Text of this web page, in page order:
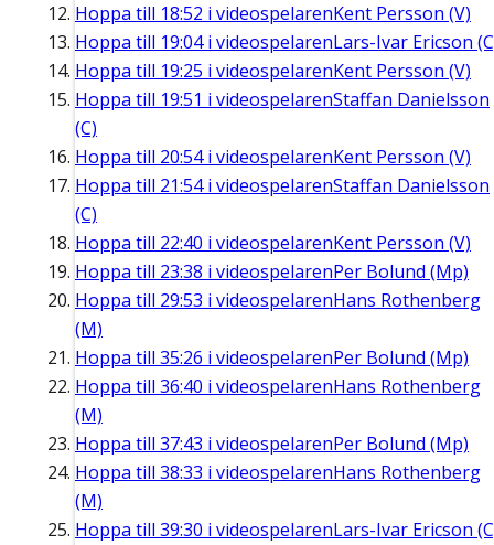
Hoppa till 18:52 i videospelarenKent Persson (V)
Hoppa till 19:04i videospelarenLars-Ivar Ericson
Hoppa till 19:25 i videospelarenKent Persson (V)
Hoppa till 19:51 i videospelarenStaffan Danielsson
(C)
Hoppa till 20:54i videospelarenKent Persson (V)
Hoppa till 21:54i videospelarenStaffan Danielsson
(C)
Hoppa till 22:40 i videospelarenKent Persson (V)
Hoppa till 23:38 i videospelarenPer Bolund (Mp)
Hoppa till 29:53 i videospelarenHans Rothenberg
(M)
Hoppa till 35:26 i videospelarenPer Bolund (Mp)
Hoppa till 36:40 i videospelarenHans Rothenberg
(M)
Hoppa till 37:43 i videospelarenPer Bolund (Mp)
Hoppa till 38:33 i videospelarenHans Rothenberg
(M)
Hoppa till 39:30 i videospelarenLars-Ivar Ericson